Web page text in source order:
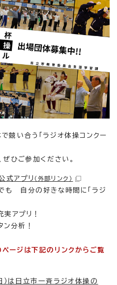
競い合う「ラジオ体操コンクー
ひご参加ください。
式アプリ （外部リンク）
も 自分の好きな時間に「ラジ
アプリ！
ン分析！
ージは下記のリンクからご覧
は日立市一斉ラジオ体操の